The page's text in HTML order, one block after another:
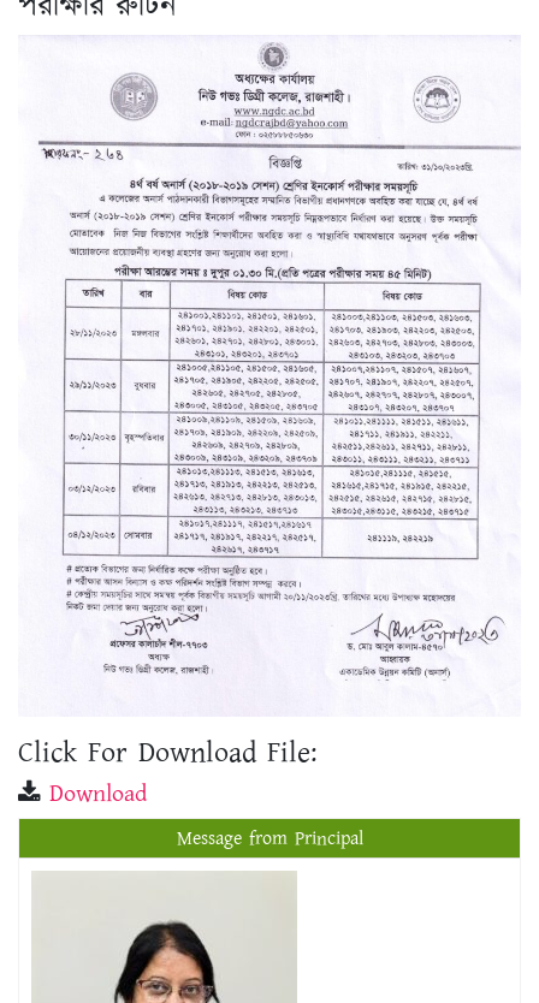
Click For Download File:
Message from Principal